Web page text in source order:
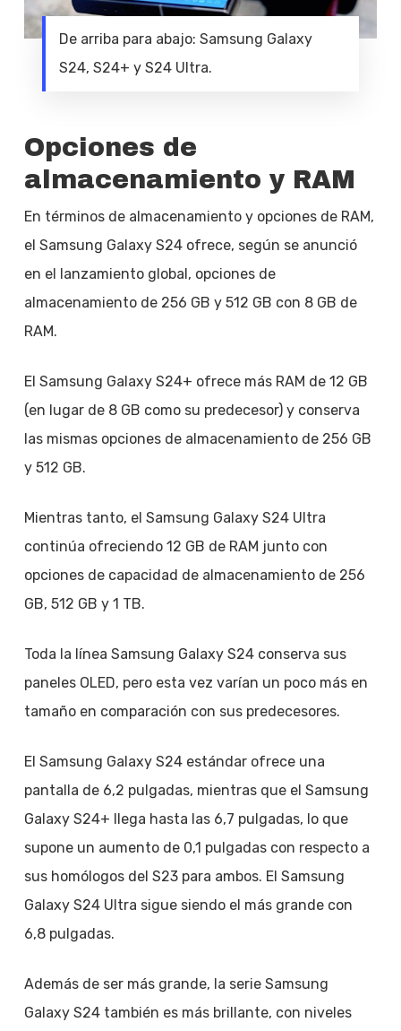
De arriba para abajo: Samsung Galaxy
S24, S24+ y S24 Ultra.
Opciones de
almacenamiento y RAM
En términos de almacenamiento y opciones de RAM,
el Samsung Galaxy S24 ofrece, según se anunció
en el lanzamiento global, opciones de
almacenamiento de 256 GB y 512 GB con 8 GB de
RAM.
El Samsung Galaxy S24+ ofrece más RAM de 12 GB
(en lugar de 8 GB como su predecesor) y conserva
las mismas opciones de almacenamiento de 256 GB
y 512 GB.
Mientras tanto, el Samsung Galaxy S24 Ultra
continúa ofreciendo 12 GB de RAM junto con
opciones de capacidad de almacenamiento de 256
GB, 512 GB y 1 TB.
Toda la línea Samsung Galaxy S24 conserva sus
paneles OLED, pero esta vez varían un poco más en
tamaño en comparación con sus predecesores.
El Samsung Galaxy S24 estándar ofrece una
pantalla de 6,2 pulgadas, mientras que el Samsung
Galaxy S24+ llega hasta las 6,7 pulgadas, lo que
supone un aumento de 0,1 pulgadas con respecto a
sus homólogos del S23 para ambos. El Samsung
Galaxy S24 Ultra sigue siendo el más grande con
6,8 pulgadas.
Además de ser más grande, la serie Samsung
Galaxy S24 también es más brillante, con niveles